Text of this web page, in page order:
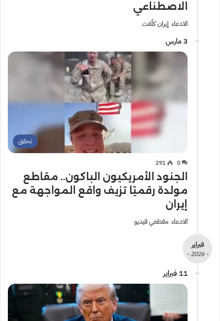
الاصطناعي
الادعاء إيران كثّفت
3 مارس
تحقق
0
291
الجنود الأمريكيون الباكون.. مقاطع
مولدة رقميًا تزيف واقع المواجهة مع
إيران
الادعاء مقطعي فيديو
فبراير
- 2026 -
11 فبراير